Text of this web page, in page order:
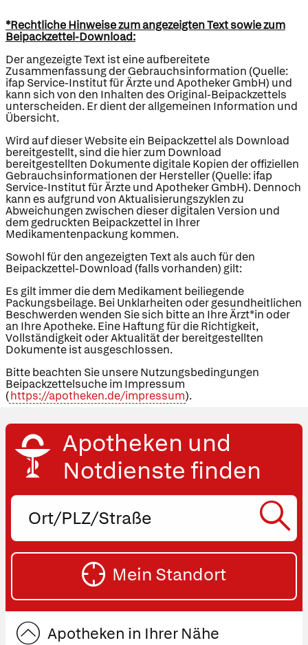
*Rechtliche Hinweise zum angezeigten Text sowie zum
Beipackzettel-Download:
Der angezeigte Text ist eine aufbereitete
Zusammenfassung der Gebrauchsinformation (Quelle:
ifap Service-Institut für Ärzte und Apotheker GmbH) und
kann sich von den Inhalten des Original-Beipackzettels
unterscheiden. Er dient der allgemeinen Information und
Übersicht.
Wird auf dieser Website ein Beipackzettel als Download
bereitgestellt, sind die hier zum Download
bereitgestellten Dokumente digitale Kopien der offiziellen
Gebrauchsinformationen der Hersteller (Quelle: ifap
Service-Institut für Ärzte und Apotheker GmbH). Dennoch
kann es aufgrund von Aktualisierungszyklen zu
Abweichungen zwischen dieser digitalen Version und
dem gedruckten Beipackzettel in Ihrer
Medikamentenpackung kommen.
Sowohl für den angezeigten Text als auch für den
Beipackzettel-Download (falls vorhanden) gilt:
Es gilt immer die dem Medikament beiliegende
Packungsbeilage. Bei Unklarheiten oder gesundheitlichen
Beschwerden wenden Sie sich bitte an Ihre Ärzt*in oder
an Ihre Apotheke. Eine Haftung für die Richtigkeit,
Vollständigkeit oder Aktualität der bereitgestellten
Dokumente ist ausgeschlossen.
Bitte beachten Sie unsere Nutzungsbedingungen
Beipackzettelsuche im Impressum
(https://apotheken.de/impressum).
Apotheken und
Notdienste finden
Ort,
oder
Straße
Mein Standort
Apotheken in Ihrer Nähe